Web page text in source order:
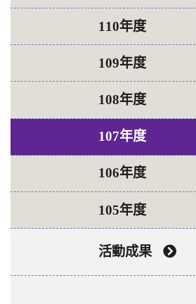
110年度
109年度
108年度
107年度
106年度
105年度
活動成果